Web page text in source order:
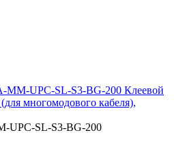
MM-UPC-SL-S3-BG-200 Клеевой
многомодового кабеля),
UPC-SL-S3-BG-200